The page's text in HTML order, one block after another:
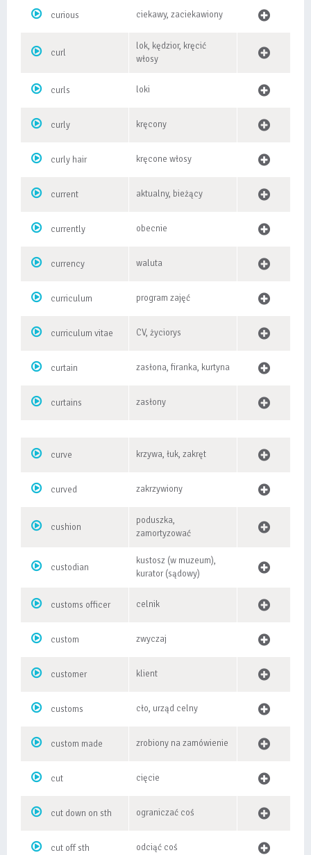
curious ciekawy, zaciekawiony
curl
lok, kędzior, kręcić
włosy
curls loki
curly kręcony
curly hair kręcone włosy
current aktualny, bieżący
currently obecnie
currency waluta
curriculum program zajęć
curriculum vitae CV, życiorys
curtain zasłona, firanka, kurtyna
curtains zasłony
curve krzywa, łuk, zakręt
curved zakrzywiony
cushion
poduszka,
zamortyzować
custodian
kustosz (w muzeum),
kurator (sądowy)
customs officer celnik
custom zwyczaj
customer klient
customs cło, urząd celny
custom made zrobiony na zamówienie
cut cięcie
cut down on sth ograniczać coś
cut off sth odciąć coś